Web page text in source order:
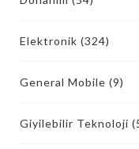
Elektronik (324)
General Mobile (9)
Giyilebilir Teknoloji